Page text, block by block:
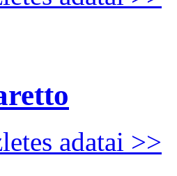
adatai >>